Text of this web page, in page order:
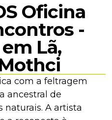
Oficina
-
Lã,
com a feltragem
ancestral de
naturais. A artista